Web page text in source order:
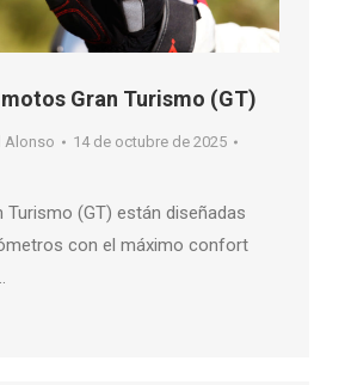
Gran Turismo (GT)
Alonso
14 de octubre de 2025
Turismo (GT) están diseñadas
con el máximo confort